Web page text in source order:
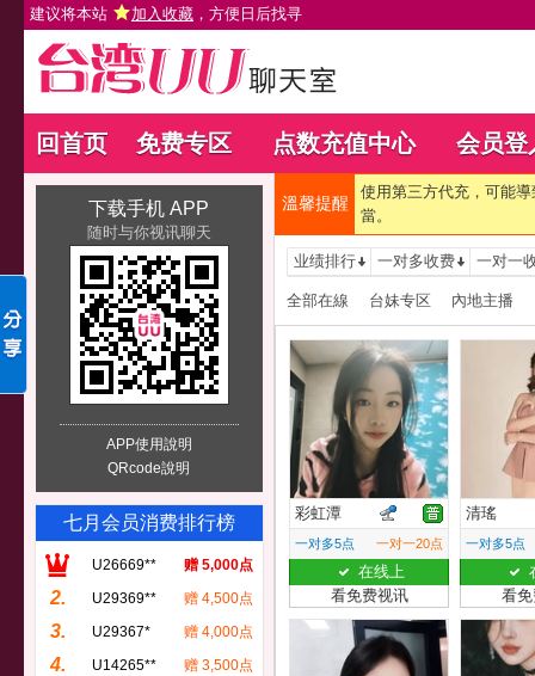
建议将本站 加入收藏 ，方便日后找寻
回首页 免费专区 点数充值中心 会员登
下载手机 APP
随时与你视讯聊天
APP使用說明
QRcode說明
七月会员消费排行榜
U26669** 赠 5,000点
2. U29369** 赠 4,500点
3. U29367* 赠 4,000点
4. U14265** 赠 3,500点
溫馨提醒
使用第三方代充，可能
當。
业绩排行 一对多收费 一对一
全部在線 台妹专区 內地主播
彩虹潭
一对多5点 一对一20点
在线上
看免费视讯
清瑤
一对多5点
看